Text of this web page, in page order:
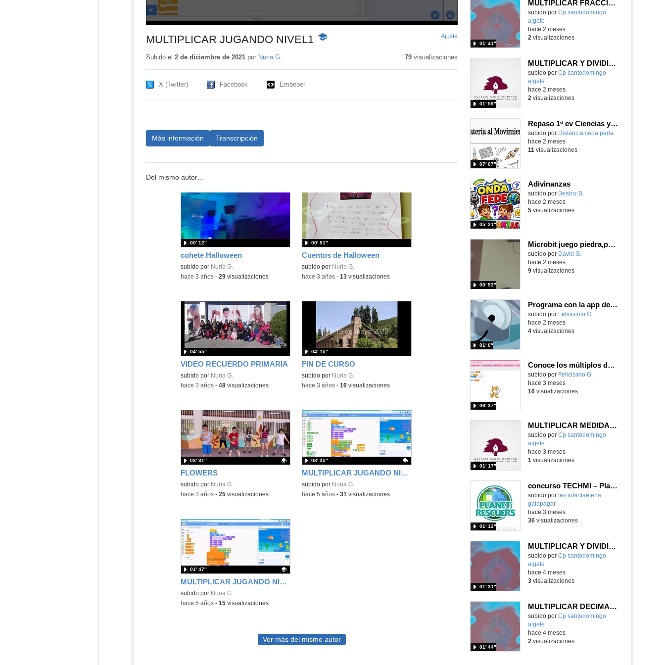
MULTIPLICAR JUGANDO NIVEL1
-
Ajuste
pantalla
Subido el 2 de diciembre de 2021por Nuria G. 79visualizaciones
X (Twitter) Facebook Embeber
Más información Transcripción
Del mismo autor…
cohete Halloween
subido por Nuria G.
00′ 12″
-hace 3 años- 29visualizaciones
Cuentos de Halloween
subido por Nuria G.
00′ 51″
-hace 3 años- 13visualizaciones
VIDEO RECUERDO PRIMARIA
subido por Nuria G.
04′ 55″
-hace 3 años- 48visualizaciones
FIN DE CURSO
subido por Nuria G.
04′ 15″
-hace 3 años- 16visualizaciones
FLOWERS
Contenido educativo.
subido por Nuria G.
03′ 31″
-hace 3 años- 25visualizaciones
MULTIPLICAR JUGANDO NIVEL 4 - Contenido educativo
Contenido educativo.
subido por Nuria G.
08′ 35″
-hace 5 años- 31 visualizaciones
MULTIPLICAR JUGANDO NIVEL 3
Contenido educativo.
subido por Nuria G.
01′ 47″
-hace 5 años- 15visualizaciones
Ver más del mismo autor
MULTIPLICAR FRACCIONES
Contenido educativo.
subido por Cp santodomingo
algete
01′ 41″
hace 2 meses
2 visualizaciones
MULTIPLICAR Y DIVIDIR FRACCIONES
Contenido educativo.
subido por Cp santodomingo
algete
01′ 59″
hace 2 meses
2 visualizaciones
Repaso 1ª ev Ciencias y Tecnología ESO nivel1
Contenido educativo.
subido por Distancia cepa parla
07′ 07″
hace 2 meses
11 visualizaciones
Adivinanzas
Contenido educativo.
subido por Beatriz B.
05′ 21″
hace 2 meses
5visualizaciones
Microbit juego piedra,papel o tijera.
Contenido educativo.
subido por David G.
00′ 53″
hace 2 meses
9visualizaciones
Programa con la app de BlueBot con tarjetas superando retos y distintos modos de conducción.
Contenido educativo.
subido por Felicisimo G.
01′ 0″
hace 2 meses
4visualizaciones
Conoce los múltiplos de un número programando con Scratch
Contenido educativo.
subido por Felicisimo G.
06′ 37″
hace 3 meses
16visualizaciones
MULTIPLICAR MEDIDAS DE TIEMPO
Contenido educativo.
subido por Cp santodomingo
algete
01′ 17″
hace 3 meses
1 visualizaciones
concurso TECHMI – Planet Rescuers
subido por Ies infantaelena
galapagar
01′ 12″
-
hace 3 meses
36visualizaciones
MULTIPLICAR Y DIVIDIR DECIMALES
Contenido educativo.
subido por Cp santodomingo
algete
01′ 31″
hace 4 meses
3visualizaciones
MULTIPLICAR DECIMALES
Contenido educativo.
subido por Cp santodomingo
algete
01′ 44″
hace 4 meses
2 visualizaciones